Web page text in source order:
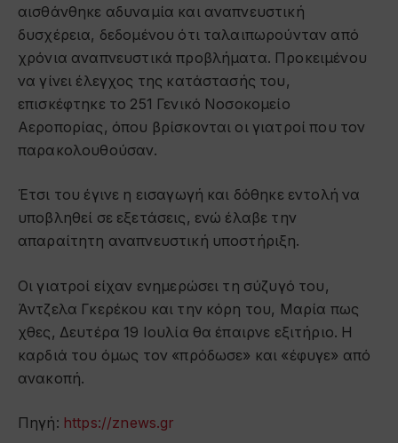
αισθάνθηκε αδυναμία και αναπνευστική
δυσχέρεια, δεδομένου ότι ταλαιπωρούνταν από
χρόνια αναπνευστικά προβλήματα. Προκειμένου
να γίνει έλεγχος της κατάστασής του,
επισκέφτηκε το 251 Γενικό Νοσοκομείο
Αεροπορίας, όπου βρίσκονται οι γιατροί που τον
παρακολουθούσαν.
Έτσι του έγινε η εισαγωγή και δόθηκε εντολή να
υποβληθεί σε εξετάσεις, ενώ έλαβε την
απαραίτητη αναπνευστική υποστήριξη.
Οι γιατροί είχαν ενημερώσει τη σύζυγό του,
Άντζελα Γκερέκου και την κόρη του, Μαρία πως
χθες, Δευτέρα 19 Ιουλία θα έπαιρνε εξιτήριο. Η
καρδιά του όμως τον «πρόδωσε» και «έφυγε» από
ανακοπή.
Πηγή: https://znews.gr